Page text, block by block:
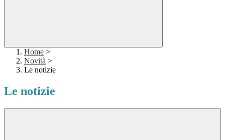
Home >
Novità >
Le notizie
Le notizie